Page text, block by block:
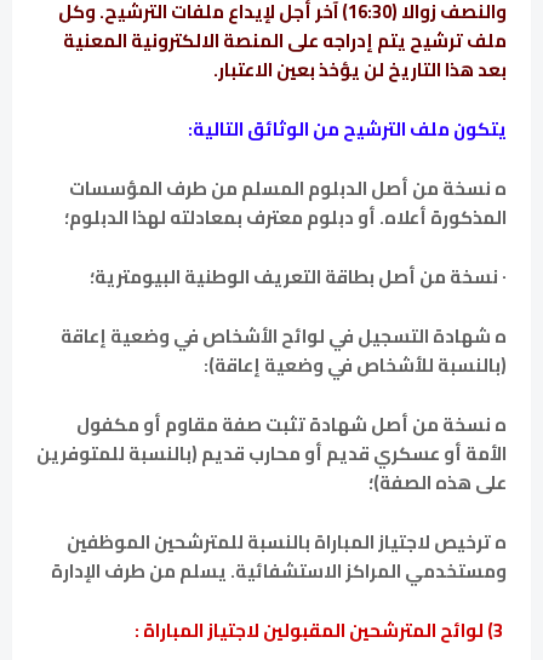
والنصف زوالا (16:30) آخر أجل لإيداع ملفات الترشيح. وكل
ملف ترشيح يتم إدراجه على المنصة الالكترونية المعنية
بعد هذا التاريخ لن يؤخذ بعين الاعتبار.
يتكون ملف الترشيح من الوثائق التالية:
ه نسخة من أصل الدبلوم المسلم من طرف المؤسسات
المذكورة أعلاه. أو دبلوم معترف بمعادلته لهذا الدبلوم؛
‎٠‏ نسخة من أصل بطاقة التعريف الوطنية البيومترية؛
‏ه شهادة التسجيل في لوائح الأشخاص في وضعية إعاقة
(بالنسبة للأشخاص في وضعية إعاقة):
‏ه نسخة من أصل شهادة تثبت صفة مقاوم أو مكفول
الأمة أو عسكري قديم أو محارب قديم (بالنسبة للمتوفرين
‏على هذه الصفة)؛
ه ترخيص لاجتياز المباراة بالنسبة للمترشحين الموظفين
ومستخدمي المراكز الاستشفائية. يسلم من طرف الإدارة